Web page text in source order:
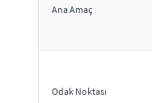
Ana Amaç
Odak Noktası